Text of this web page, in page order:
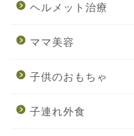
ヘルメット治療
ママ美容
子供のおもちゃ
子連れ外食